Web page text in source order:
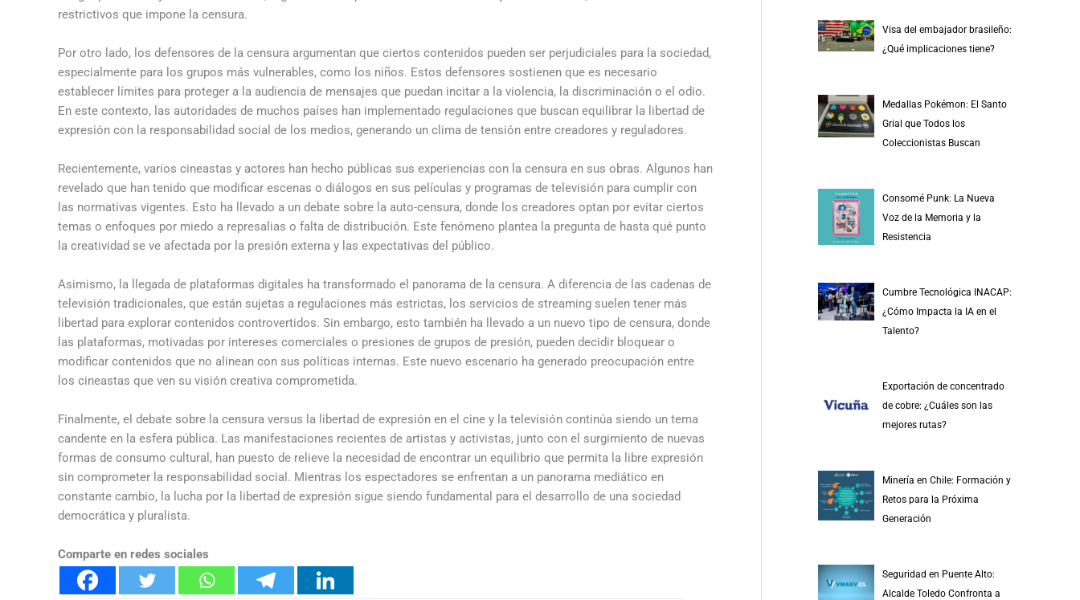
restrictivos que impone la censura.
Por otro lado, los defensores de la censura argumentan que ciertos contenidos pueden ser perjudiciales para la sociedad,
especialmente para los grupos más vulnerables, como los niños. Estos defensores sostienen que es necesario
establecer límites para proteger a la audiencia de mensajes que puedan incitar a la violencia, la discriminación o el odio.
En este contexto, las autoridades de muchos países han implementado regulaciones que buscan equilibrar la libertad de
expresión con la responsabilidad social de los medios, generando un clima de tensión entre creadores y reguladores.
Recientemente, varios cineastas y actores han hecho públicas sus experiencias con la censura en sus obras. Algunos han
revelado que han tenido que modificar escenas o diálogos en sus películas y programas de televisión para cumplir con
las normativas vigentes. Esto ha llevado a un debate sobre la auto-censura, donde los creadores optan por evitar ciertos
temas o enfoques por miedo a represalias o falta de distribución. Este fenómeno plantea la pregunta de hasta qué punto
la creatividad se ve afectada por la presión externa y las expectativas del público.
Asimismo, la llegada de plataformas digitales ha transformado el panorama de la censura. A diferencia de las cadenas de
televisión tradicionales, que están sujetas a regulaciones más estrictas, los servicios de streaming suelen tener más
libertad para explorar contenidos controvertidos. Sin embargo, esto también ha llevado a un nuevo tipo de censura, donde
las plataformas, motivadas por intereses comerciales o presiones de grupos de presión, pueden decidir bloquear o
modificar contenidos que no alinean con sus políticas internas. Este nuevo escenario ha generado preocupación entre
los cineastas que ven su visión creativa comprometida.
Finalmente, el debate sobre la censura versus la libertad de expresión en el cine y la televisión continúa siendo un tema
candente en la esfera pública. Las manifestaciones recientes de artistas y activistas, junto con el surgimiento de nuevas
formas de consumo cultural, han puesto de relieve la necesidad de encontrar un equilibrio que permita la libre expresión
sin comprometer la responsabilidad social. Mientras los espectadores se enfrentan a un panorama mediático en
constante cambio, la lucha por la libertad de expresión sigue siendo fundamental para el desarrollo de una sociedad
democrática y pluralista.
Comparte en redes sociales
Visa del embajador brasileño:
¿Qué implicaciones tiene?
Medallas Pokémon: El Santo
Grial que Todos los
Coleccionistas Buscan
Consomé Punk: La Nueva
Voz de la Memoria y la
Resistencia
Cumbre Tecnológica INACAP:
¿Cómo Impacta la IA en el
Talento?
Exportación de concentrado
de cobre: ¿Cuáles son las
mejores rutas?
Minería en Chile: Formación y
Retos para la Próxima
Generación
Seguridad en Puente Alto:
Alcalde Toledo Confronta a